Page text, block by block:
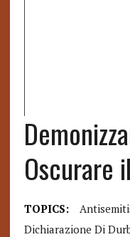
Oscurare
TOPICS:
Dichiarazione Di